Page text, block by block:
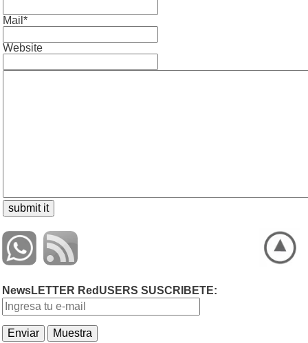
Mail*
Website
NewsLETTER RedUSERS SUSCRIBETE: